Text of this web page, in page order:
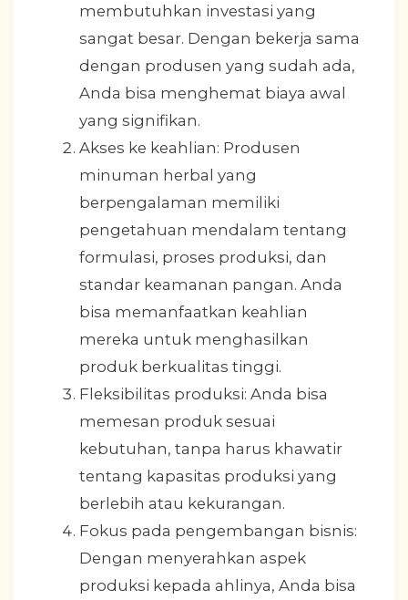
membutuhkan investasi yang
sangat besar. Dengan bekerja sama
dengan produsen yang sudah ada,
Anda bisa menghemat biaya awal
yang signifikan.
Akses ke keahlian: Produsen
minuman herbal yang
berpengalaman memiliki
pengetahuan mendalam tentang
formulasi, proses produksi, dan
standar keamanan pangan. Anda
bisa memanfaatkan keahlian
mereka untuk menghasilkan
produk berkualitas tinggi.
Fleksibilitas produksi: Anda bisa
memesan produk sesuai
kebutuhan, tanpa harus khawatir
tentang kapasitas produksi yang
berlebih atau kekurangan.
Fokus pada pengembangan bisnis:
Dengan menyerahkan aspek
produksi kepada ahlinya, Anda bisa